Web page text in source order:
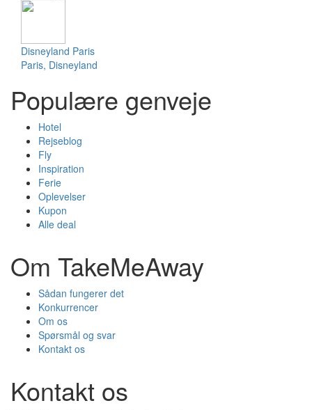
Disneyland Paris
Paris, Disneyland
Populære genveje
Hotel
Rejseblog
Fly
Inspiration
Ferie
Oplevelser
Kupon
Alle deal
Om TakeMeAway
Sådan fungerer det
Konkurrencer
Om os
Spørsmål og svar
Kontakt os
Kontakt os